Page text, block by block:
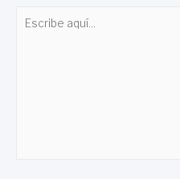
aquí...